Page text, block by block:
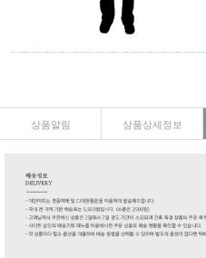
상품알림 상품상세정보